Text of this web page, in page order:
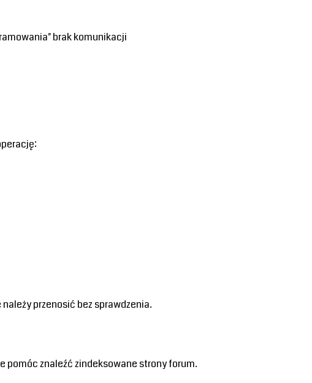
brak komunikacji
przenosić bez sprawdzenia.
pomóc znaleźć zindeksowane strony forum.